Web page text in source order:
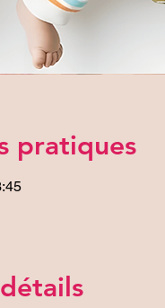
pratiques